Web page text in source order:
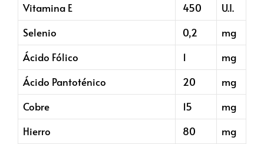
Vitamina E
450
U.I.
Selenio
0,2
mg
Ácido Fólico
1
mg
Ácido Pantoténico
20
mg
Cobre
15
mg
Hierro
80
mg